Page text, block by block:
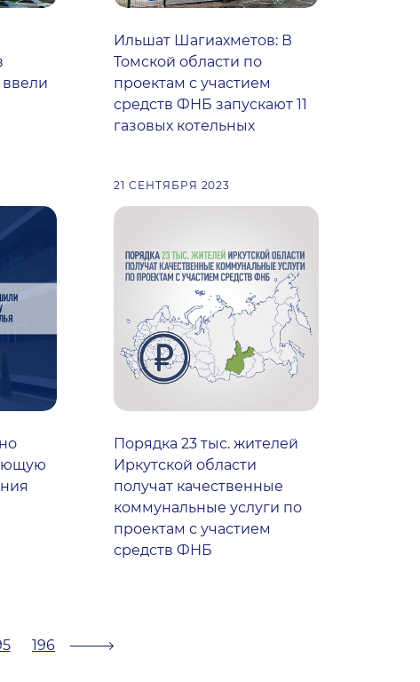
Ильшат Шагиахметов: В
Томской области по
проектам с участием
средств ФНБ запускают 11
газовых котельных
21 СЕНТЯБРЯ 2023
Порядка 23 тыс. жителей
Иркутской области
получат качественные
коммунальные услуги по
проектам с участием
средств ФНБ
196